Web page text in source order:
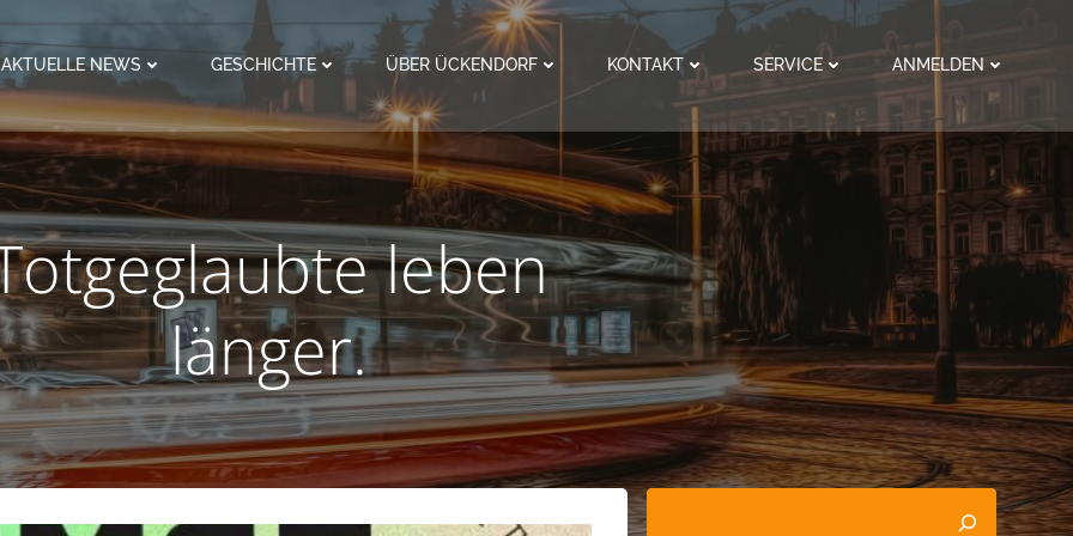
AKTUELLE NEWS GESCHICHTE ÜBER ÜCKENDORF KONTAKT SERVICE ANMELDEN
leben
länger.
Suchen